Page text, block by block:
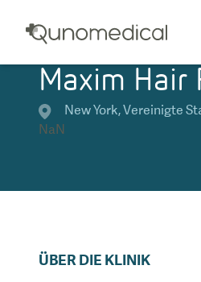
Maxim Hair
New York,Vereinigte
NaN
ÜBER DIE KLINIK